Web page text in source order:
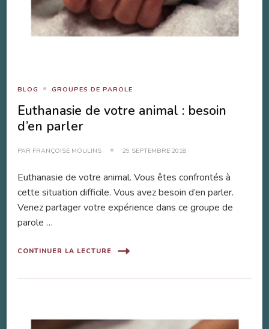
BLOG GROUPES DE PAROLE
Euthanasie de votre animal : besoin
d’en parler
PAR FRANÇOISE MOULINS 29 SEPTEMBRE 2018
Euthanasie de votre animal. Vous êtes confrontés à
cette situation difficile. Vous avez besoin d’en parler.
Venez partager votre expérience dans ce groupe de
parole …
CONTINUER LA LECTURE